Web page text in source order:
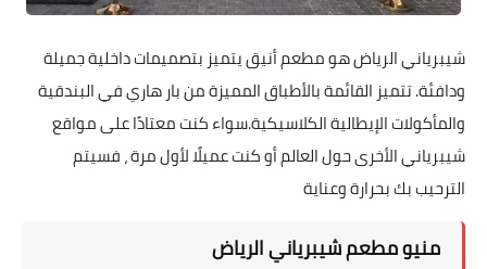
شيبرياني الرياض هو مطعم أنيق يتميز بتصميمات داخلية جميلة
ودافئة. تتميز القائمة بالأطباق المميزة من بار هاري في البندقية
والمأكولات الإيطالية الكلاسيكية.سواء كنت معتادًا على مواقع
شيبرياني الأخرى حول العالم أو كنت عميلًا لأول مرة ، فسيتم
الترحيب بك بحرارة وعناية
منيو مطعم شيبرياني الرياض